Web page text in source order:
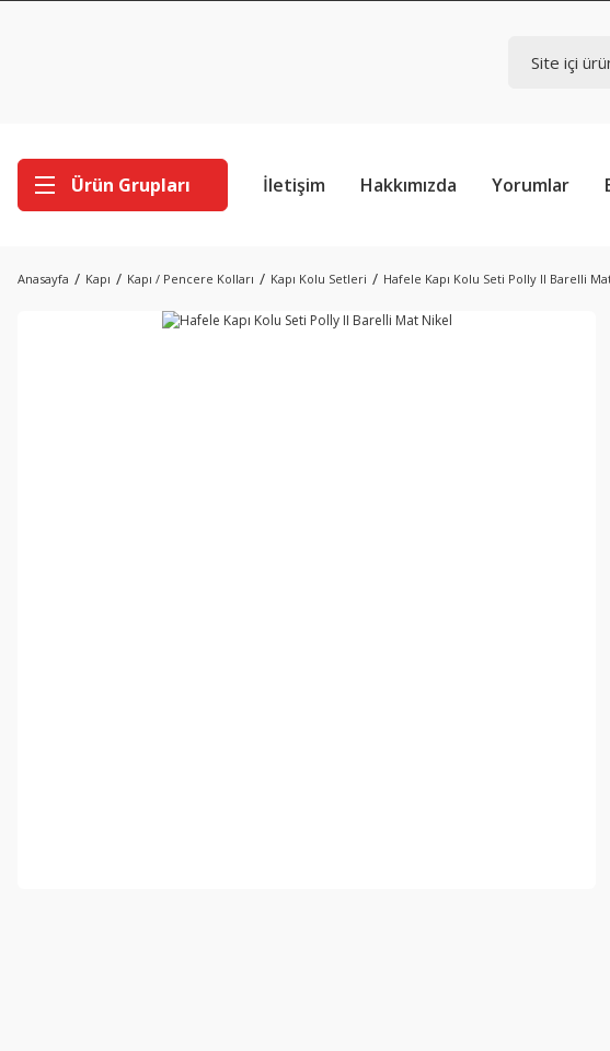
Ürün Grupları İletişim Hakkımızda Yorumlar
Anasayfa Kapı Kapı / Pencere Kolları Kapı Kolu Setleri Hafele Kapı Kolu Seti Polly II Barelli